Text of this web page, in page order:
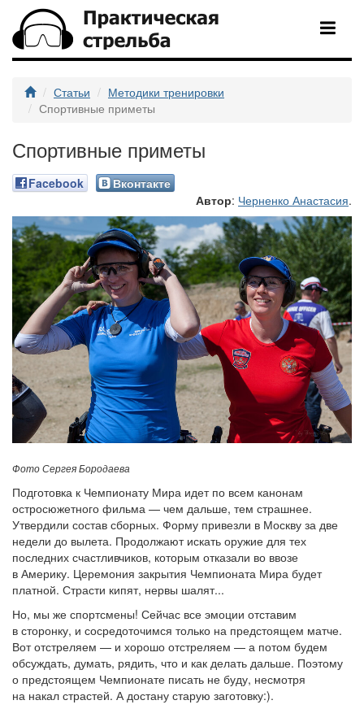
Статьи
Методики тренировки
Спортивные приметы
Спортивные приметы
Facebook
Вконтакте
Автор: Черненко Анастасия.
Фото Сергея Бородаева
Подготовка к Чемпионату Мира идет по всем канонам
остросюжетного фильма — чем дальше, тем страшнее.
Утвердили состав сборных. Форму привезли в Москву за две
недели до вылета. Продолжают искать оружие для тех
последних счастливчиков, которым отказали во ввозе
в Америку. Церемония закрытия Чемпионата Мира будет
платной. Страсти кипят, нервы шалят...
Но, мы же спортсмены! Сейчас все эмоции отставим
в сторонку, и сосредоточимся только на предстоящем матче.
Вот отстреляем — и хорошо отстреляем — а потом будем
обсуждать, думать, рядить, что и как делать дальше. Поэтому
о предстоящем Чемпионате писать не буду, несмотря
на накал страстей. А достану старую заготовку:).